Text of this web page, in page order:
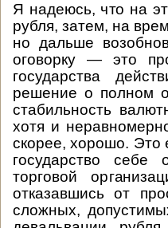
Я надеюсь, что на
рубля, затем, на
но дальше
оговорку — это
государства
решение о полном
стабильность
хотя и
скорее, хорошо. Это
государство себе
торговой
отказавшись от
сложных,